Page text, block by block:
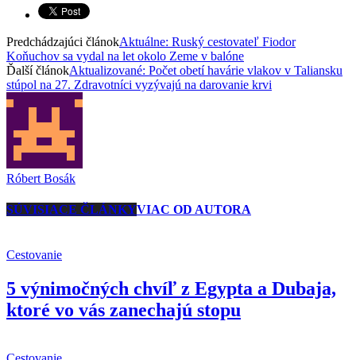
Predchádzajúci článokAktuálne: Ruský cestovateľ Fiodor
Koňuchov sa vydal na let okolo Zeme v balóne
Ďalší článokAktualizované: Počet obetí havárie vlakov v Taliansku
stúpol na 27. Zdravotníci vyzývajú na darovanie krvi
Róbert Bosák
SÚVISIACE ČLÁNKYVIAC OD AUTORA
Cestovanie
5 výnimočných chvíľ z Egypta a Dubaja,
ktoré vo vás zanechajú stopu